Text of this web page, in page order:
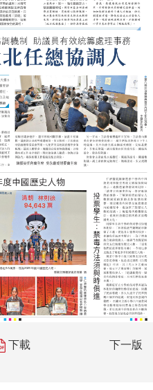
下載 下一版